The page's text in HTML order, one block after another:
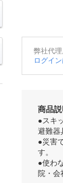
弊社代
ログイ
商品説
●スキ
避難器
●災害
す。
●使わ
院・会